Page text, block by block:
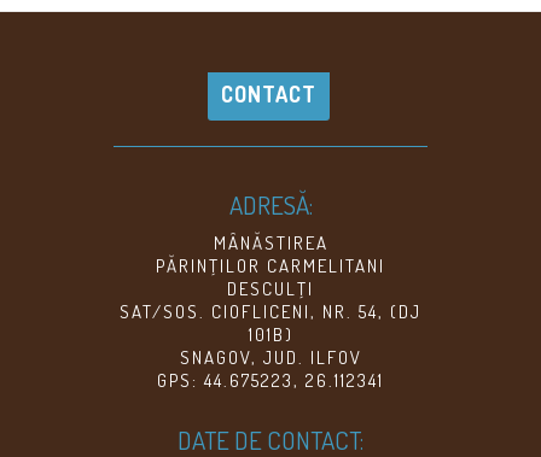
CONTACT
ADRESĂ:
MÂNĂSTIREA
PĂRINŢILOR CARMELITANI
DESCULŢI
SAT/SOS. CIOFLICENI, NR. 54, (DJ
101B)
SNAGOV, JUD. ILFOV
GPS: 44.675223, 26.112341
DATE DE CONTACT: